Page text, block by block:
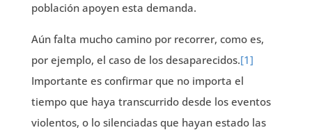
población apoyen esta demanda.
Aún falta mucho camino por recorrer, como es,
por ejemplo, el caso de los desaparecidos.[1]
Importante es confirmar que no importa el
tiempo que haya transcurrido desde los eventos
violentos, o lo silenciadas que hayan estado las